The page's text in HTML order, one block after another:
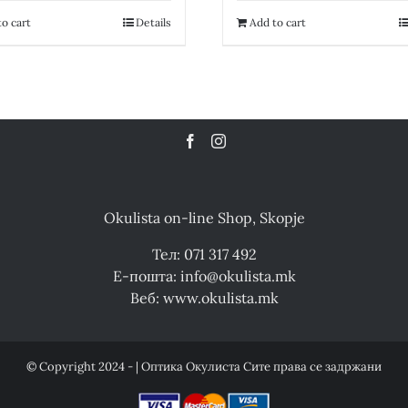
18,200.00 ден.9,100.00 ден.
cart Details
19,200.00
Add to cart
Okulista on-line Shop, Skopje
Тел: 071 317 492
Е-пошта: info@okulista.mk
Веб: www.okulista.mk
© Copyright 2024 - | Оптика Окулиста Сите права се задржани